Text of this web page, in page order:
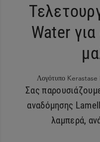
Water
Λογότυπο Kerastase
Σας
αναδόμησης
λαμπερά,